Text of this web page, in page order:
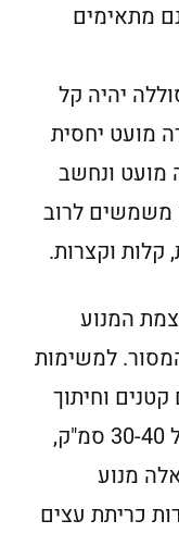
מתאימים
יהיה קל
מועט יחסית
מועט ונחשב
משמשים לרוב
קלות וקצרות.
המנוע
למשימות
וחיתוך
ענפים יספיק גודל מנוע בנזין של 30-40 סמ"ק,
מנוע
כריתת עצים